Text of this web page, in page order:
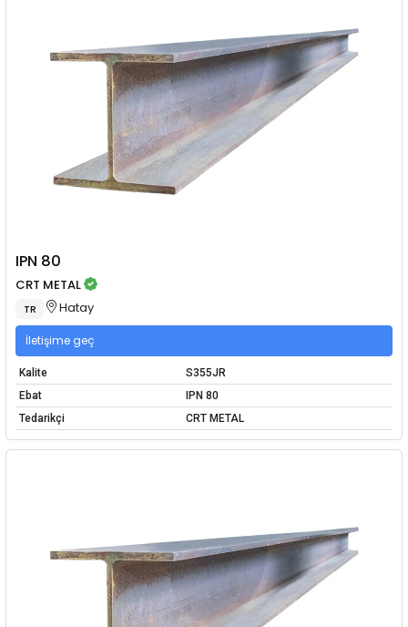
IPN 80
CRT METAL
TR Hatay
İletişime geç
Kalite
S355JR
Ebat
IPN 80
Tedarikçi
CRT METAL